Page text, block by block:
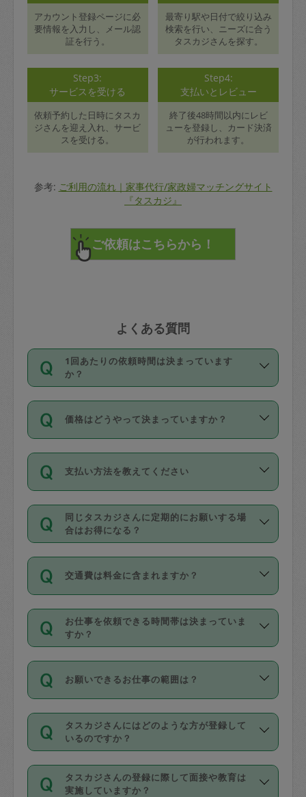
アカウント登録ページに必
要情報を入力し、メール認
証を行う。
最寄り駅や日付で絞り込み
検索を行い、ニーズに合う
タスカジさんを探す。
Step3:
サービスを受ける
依頼予約した日時にタスカ
ジさんを迎え入れ、サービ
スを受ける。
Step4:
支払いとレビュー
終了後48時間以内にレビ
ューを登録し、カード決済
が行われます。
参考: ご利用の流れ｜家事代行/家政婦マッチングサイト
『タスカジ』
よくある質問
1回あたりの依頼時間は決まっています
か？
依頼1回につき3時間固定です。3時間を
超えて依頼したい場合は、延長機能をご
利用ください。機能をご利用いただくに
の上事前申請することが必要です。な
お、3時間を下回っても、値引き等はござ
いません。
価格はどうやって決まっていますか？
11種類の価格帯の中からタスカジさん自
身が価格を選んで設定しています。
タスカジさんの価格設定には最初は制限
があり、レビュー件数、レビューの平均
値、などで除々に設定可能な最高額が上
がっていく仕組みになっています。
支払い方法を教えてください
お支払方法はクレジットカード（Visa／
Master／JCB／AMERICAN EXPRESS／
Diners Club）のみとなります。
を行う際にご入力ください。プロフィー
ル登録時にはご入力いただかなくても大
丈夫です。
デビットカード・プリペイドカード（Vプ
リカ、au WALLETなど）は支払にはご利
銀行振込や現金払いも対応していませ
なお、タスカジさんの交通費も、依頼料
金のご請求と合わせてお支払いとなりま
動計算で表示されます。
同じタスカジさんに定期的にお願いする場
合はお得になる？
依頼には「スポット」と「定期（毎週｜
隔週）」があり、「定期」の依頼は「ス
ポット」よりお得な料金でご利用できま
す。
定期の最低利用回数は設けていない代わ
りに、一定数を超えたキャンセルは有償
（例：毎週定期の場合は３回以上のキャ
ンセルが有償（1200円、隔週定期の場合
は２回以上のキャンセルが有償（1200
交通費は料金に含まれますか？
交通費は依頼料金とは別途発生し、依頼
料金のご請求と合わせてお支払いとなり
ます。交通費の金額は「依頼の詳細」に
お仕事を依頼できる時間帯は決まっていま
すか？
時間帯は3種類あります。いずれも１回あ
たり３時間です。
・ＡＭ ９時～１２時
・ＰＭ １３時～１６時
・夜 １８時～２１時
開始時間を２時間前後変更することが可
お願いできるお仕事の範囲は？
掃除、整理収納、洗濯、買い物、料理、
作り置きです。タスカジさんによってで
きる仕事の範囲が異なりますので、依頼
する前にタスカジさんのプロフィールで
確認してください。
タスカジさんにはどのような方が登録して
いるのですか？
主婦として長年の家事経験をお持ちの
方、栄養士・調理師といった資格者で保
タスカジさんの登録に際して面接や教育は
実施していますか？